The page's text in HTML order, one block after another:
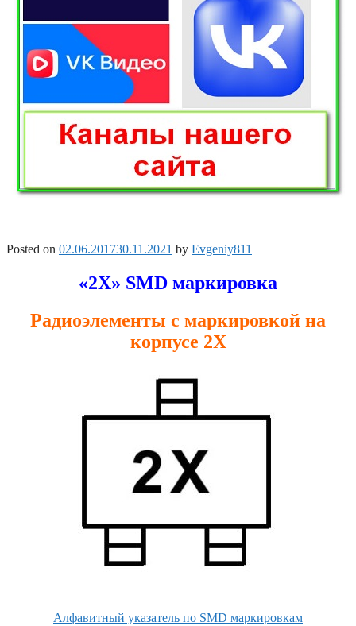
Posted on 02.06.201730.11.2021 by Evgeniy811
«2X» SMD маркировка
Радиоэлементы с маркировкой на
корпусе 2X
Алфавитный указатель по SMD маркировкам